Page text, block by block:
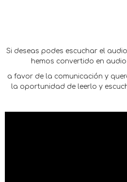
Si deseas podes escuchar el
hemos convertido en
a favor de la comunicación y
la oportunidad de leerlo y